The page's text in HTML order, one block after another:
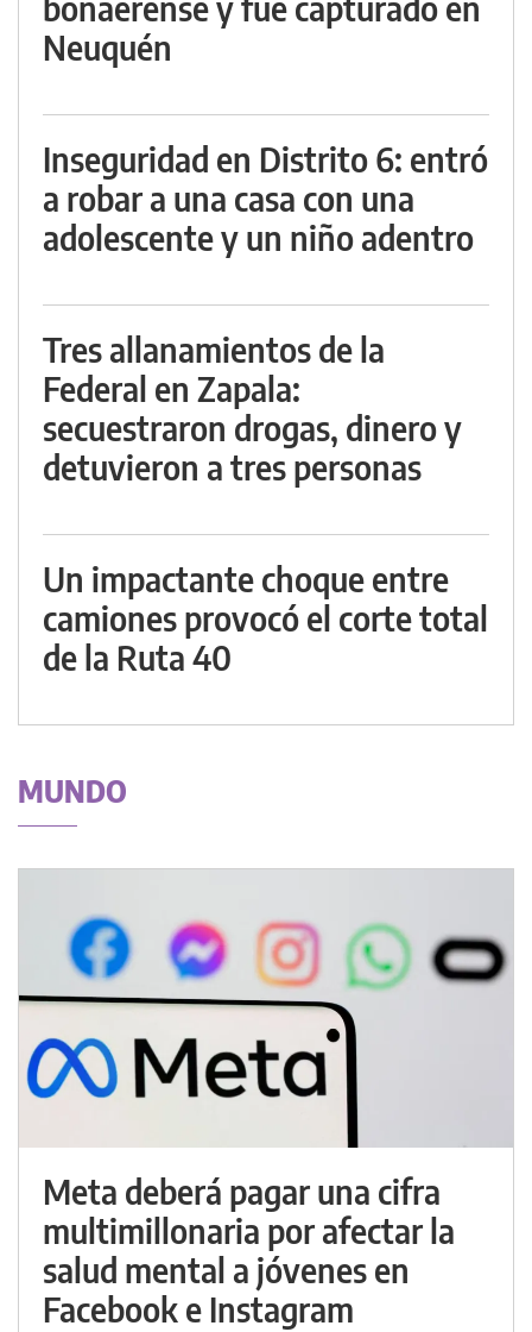
Neuquén
Inseguridad en Distrito 6: entró
a robar a una casa con una
adolescente y un niño adentro
Tres allanamientos de la
Federal en Zapala:
secuestraron drogas, dinero y
detuvieron a tres personas
Un impactante choque entre
camiones provocó el corte total
de la Ruta 40
MUNDO
Meta deberá pagar una cifra
multimillonaria por afectar la
salud mental a jóvenes en
Facebook e Instagram